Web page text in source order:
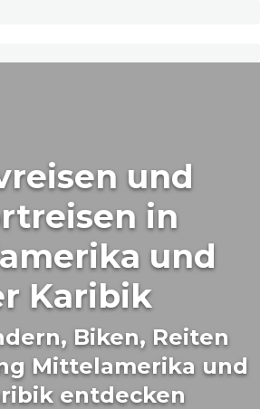
und
in
und
Karibik
Biken, Reiten
Mittelamerika und
entdecken